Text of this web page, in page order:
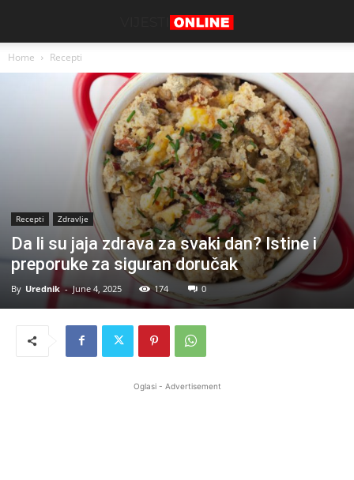
Home Recepti
Recepti Zdravlje
Da li su jaja zdrava za svaki dan? Istine i
preporuke za siguran doručak
By Urednik - June 4, 2025 174 0
Oglasi - Advertisement